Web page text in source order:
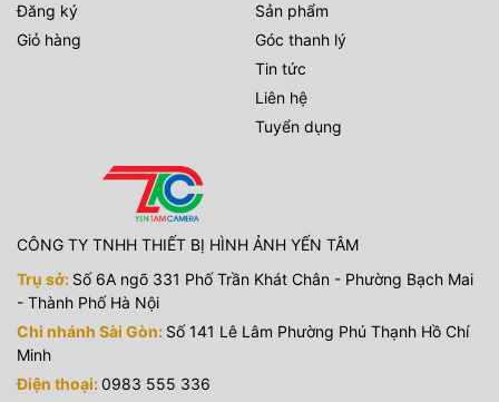
Đăng ký
Giỏ hàng
Sản phẩm
Góc thanh lý
Tin tức
Liên hệ
Tuyển dụng
CÔNG TY TNHH THIẾT BỊ HÌNH ẢNH YẾN TÂM
Trụ sở: Số 6A ngõ 331 Phố Trần Khát Chân - Phường Bạch Mai
- Thành Phố Hà Nội
Chi nhánh Sài Gòn: Số 141 Lê Lâm Phường Phú Thạnh Hồ Chí
Minh
Điện thoại:0983 555 336